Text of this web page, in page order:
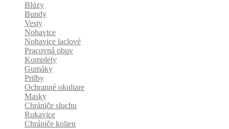
Blúzy
Bundy
Vesty
Nohavice
Nohavice laclové
Pracovná obuv
Komplety
Gumáky
Prilby
Ochranné okuliare
Masky
Chrániče sluchu
Rukavice
Chrániče kolien